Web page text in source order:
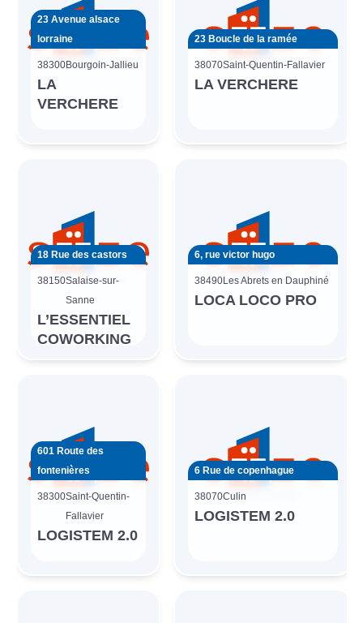
23 Avenue alsace
lorraine
38300Bourgoin-Jallieu
LA
VERCHERE
23 Boucle de la ramée
38070Saint-Quentin-Fallavier
LA VERCHERE
18 Rue des castors
38150Salaise-sur-
Sanne
L’ESSENTIEL
COWORKING
6, rue victor hugo
38490Les Abrets en Dauphiné
LOCA LOCO PRO
601 Route des
fontenières
38300Saint-Quentin-
Fallavier
LOGISTEM 2.0
6 Rue de copenhague
38070Culin
LOGISTEM 2.0